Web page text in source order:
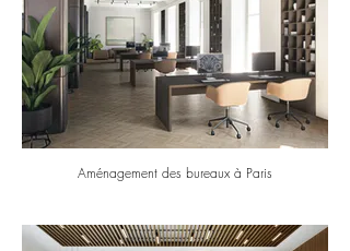
Aménagement des bureaux à Paris